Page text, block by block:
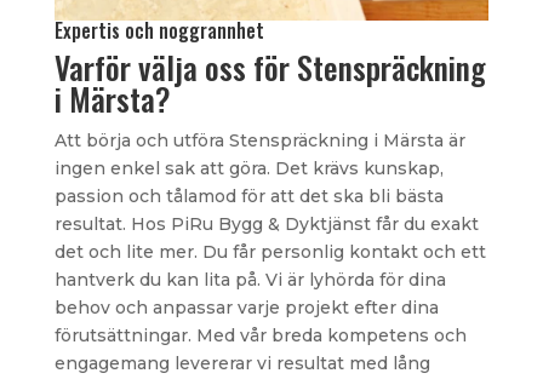
Expertis och noggrannhet
Varför välja oss för Stenspräckning
i Märsta?
Att börja och utföra Stenspräckning i Märsta är
ingen enkel sak att göra. Det krävs kunskap,
passion och tålamod för att det ska bli bästa
resultat. Hos PiRu Bygg & Dyktjänst får du exakt
det och lite mer. Du får personlig kontakt och ett
hantverk du kan lita på. Vi är lyhörda för dina
behov och anpassar varje projekt efter dina
förutsättningar. Med vår breda kompetens och
engagemang levererar vi resultat med lång